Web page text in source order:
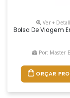
Ver +
Bolsa De Viagem
Por: Master
ORÇAR